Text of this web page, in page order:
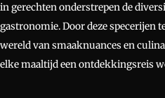
in gerechten onderstrepen de
gastronomie. Door deze specerijen
wereld van smaaknuances en
elke maaltijd een ontdekkingsreis